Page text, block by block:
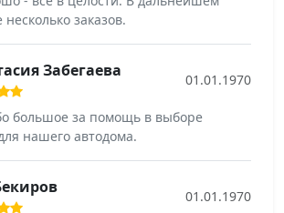
заказов.
Забегаева 01.01.1970
большое за помощь в выборе
нашего автодома.
01.01.1970